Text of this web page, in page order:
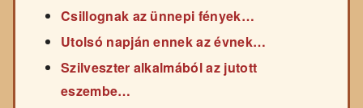
Csillognak az ünnepi fények…
Utolsó napján ennek az évnek…
Szilveszter alkalmából az jutott
eszembe…